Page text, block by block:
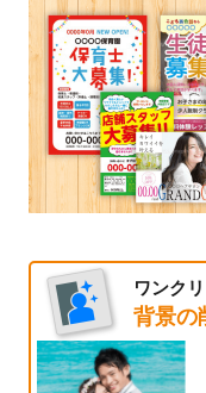
ワンク
背景の